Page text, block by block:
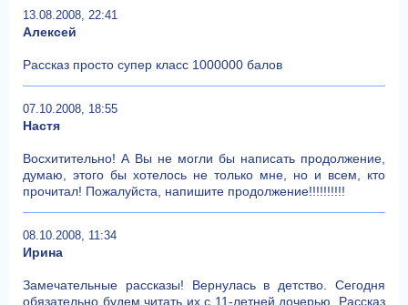
13.08.2008, 22:41
Алексей
Рассказ просто супер класс 1000000 балов
07.10.2008, 18:55
Настя
Восхитительно! А Вы не могли бы написать продолжение,
думаю, этого бы хотелось не только мне, но и всем, кто
прочитал! Пожалуйста, напишите продолжение!!!!!!!!!!
08.10.2008, 11:34
Ирина
Замечательные рассказы! Вернулась в детство. Сегодня
обязательно будем читать их с 11-летней дочерью. Рассказ